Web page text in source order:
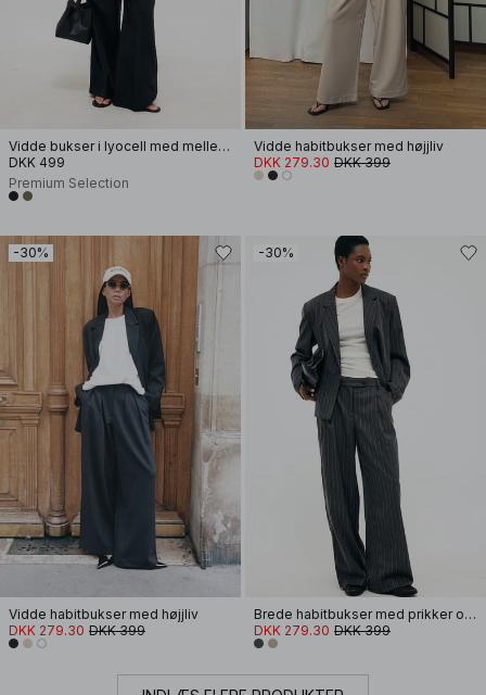
Vidde bukser i lyocell med mellemhøj talje
DKK 499
Premium Selection
Vidde habitbukser med højjliv
DKK 279.30 DKK 399
-30%
Vidde habitbukser med højjliv
DKK 279.30 DKK 399
-30%
Brede habitbukser med prikker og lav talje
DKK 279.30 DKK 399